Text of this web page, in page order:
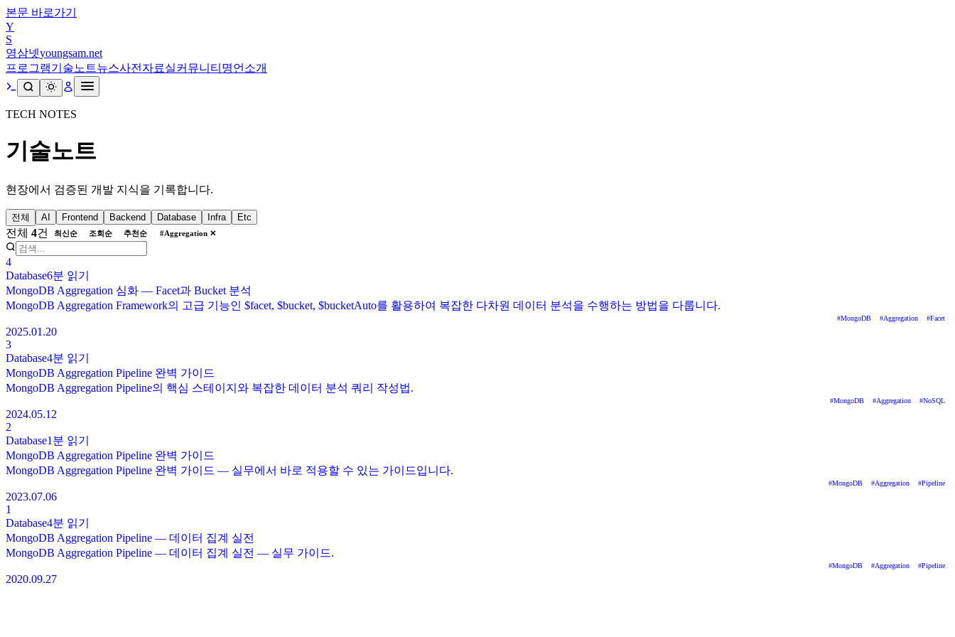
본문 바로가기
Y
S
영삼넷youngsam.net
프로그램기술노트뉴스사전 자료실커뮤니티 명언 소개
TECH NOTES
기술노트
현장에서 검증된 개발 지식을 기록합니다.
전체 AI Frontend Backend Database Infra Etc
전체 4건 최신순 조회순 추천순 #Aggregation ✕
4
Database6분 읽기
MongoDB Aggregation 심화 — Facet과 Bucket 분석
MongoDB Aggregation Framework의 고급 기능인 $facet, $bucket, $bucketAuto를 활용하여 복잡한 다차원 데이터 분석을 수행하는 방법을 다룹니다.
#MongoDB #Aggregation #Facet
2025.01.20
3
Database4분 읽기
MongoDB Aggregation Pipeline 완벽 가이드
MongoDB Aggregation Pipeline의 핵심 스테이지와 복잡한 데이터 분석 쿼리 작성법.
#MongoDB #Aggregation #NoSQL
2024.05.12
2
Database1분 읽기
MongoDB Aggregation Pipeline 완벽 가이드
MongoDB Aggregation Pipeline 완벽 가이드 — 실무에서 바로 적용할 수 있는 가이드입니다.
#MongoDB #Aggregation #Pipeline
2023.07.06
1
Database4분 읽기
MongoDB Aggregation Pipeline — 데이터 집계 실전
MongoDB Aggregation Pipeline — 데이터 집계 실전 — 실무 가이드.
#MongoDB #Aggregation #Pipeline
2020.09.27